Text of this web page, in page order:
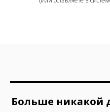
Больше никакой